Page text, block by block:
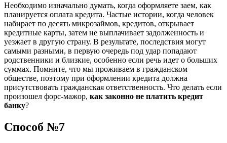
Необходимо изначально думать, когда оформляете заем, как
планируется оплата кредита. Частые истории, когда человек
набирает по десять микрозаймов, кредитов, открывает
кредитные карты, затем не выплачивает задолженность и
уезжает в другую страну. В результате, последствия могут
самыми разными, в первую очередь под удар попадают
родственники и близкие, особенно если речь идет о больших
суммах. Помните, что мы проживаем в гражданском
обществе, поэтому при оформлении кредита должна
присутствовать гражданская ответственность. Что делать если
произошел форс-мажор, как законно не платить кредит
банку?
Способ №7